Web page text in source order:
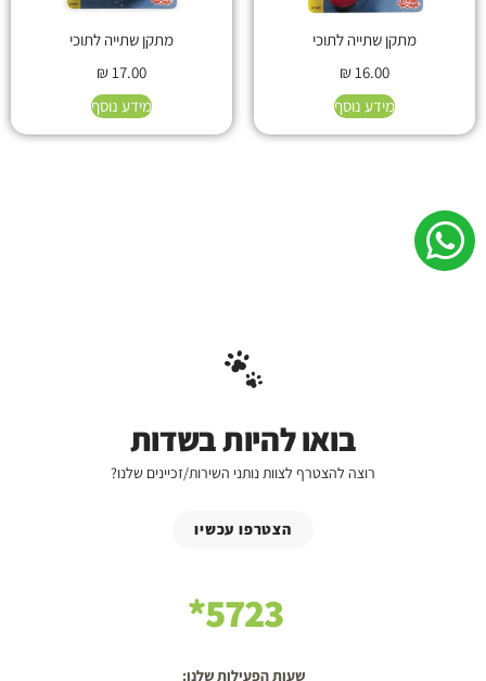
מתקן שתייה לתוכי
₪16.00
מידע נוסף
מתקן שתייה לתוכי
₪17.00
מידע נוסף
בואו להיות בשדות
רוצה להצטרף לצוות נותני השירות/זכיינים שלנו?
הצטרפו עכשיו
5723*
שעות הפעילות שלנו: